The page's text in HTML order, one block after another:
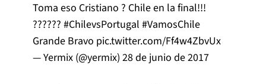
Toma eso Cristiano ? Chile en la final!!!
?????? #ChilevsPortugal #VamosChile
Grande Bravo pic.twitter.com/Ff4w4ZbvUx
— Yermix (@yermix) 28 de junio de 2017